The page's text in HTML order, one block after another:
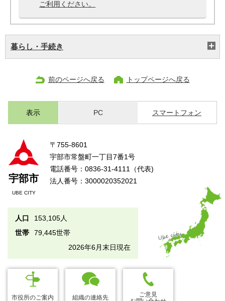
ご利用ください。
暮らし・手続き
前のページへ戻る トップページへ戻る
表示 PC スマートフォン
宇部市
UBE CITY
〒755-8601
宇部市常盤町一丁目7番1号
電話番号：0836-31-4111（代表)
法人番号：3000020352021
人口
153,105人
世帯
79,445世帯
2026年6月末日現在
市役所のご案内 組織の連絡先
ご意見